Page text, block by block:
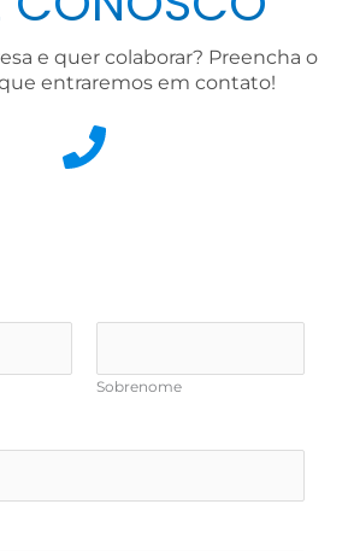
e quer colaborar? Preencha o
entraremos em contato!
Sobrenome